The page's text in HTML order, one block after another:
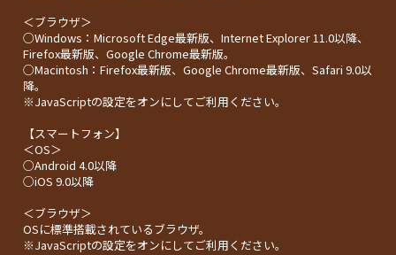
＜ブラウザ＞
○Windows：Microsoft Edge最新版、Internet Explorer 11.0以降、
Firefox最新版、Google Chrome最新版。
○Macintosh：Firefox最新版、Google Chrome最新版、Safari 9.0以
降。
※JavaScriptの設定をオンにしてご利用ください。
【スマートフォン】
＜OS＞
○Android 4.0以降
○iOS 9.0以降
＜ブラウザ＞
OSに標準搭載されているブラウザ。
※JavaScriptの設定をオンにしてご利用ください。